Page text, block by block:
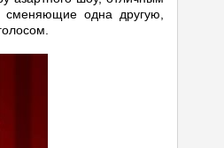
сменяющие одна другую,